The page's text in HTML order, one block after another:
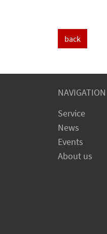
back
NAVIGATION
Service
News
Events
About us